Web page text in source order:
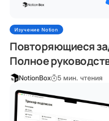
Изучение Notion
Повторяющиеся
Полное
NotionBox 5 мин. чтения